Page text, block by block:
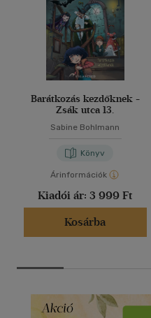
Barátkozás kezdőknek -
Zsák utca 13.
Sabine Bohlmann
Könyv
Árinformációk
Kiadói ár: 3 999 Ft
Kosárba